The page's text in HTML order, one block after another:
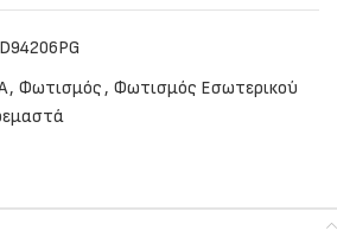
, Φωτισμός, Φωτισμός Εσωτερικού